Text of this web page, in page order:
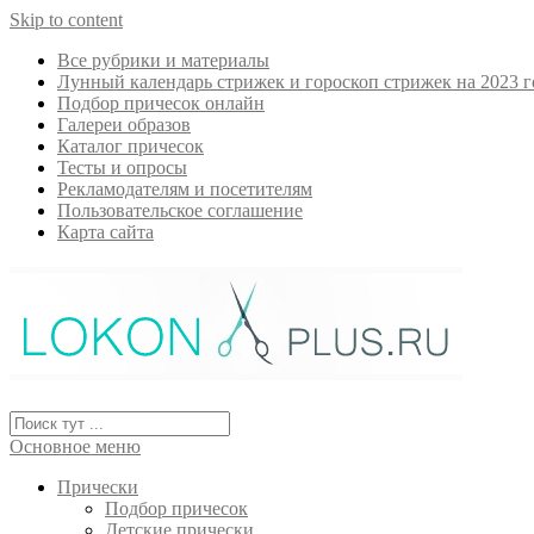
Skip to content
Все рубрики и материалы
Лунный календарь стрижек и гороскоп стрижек на 2023
Подбор причесок онлайн
Галереи образов
Каталог причесок
Тесты и опросы
Рекламодателям и посетителям
Пользовательское соглашение
Карта сайта
Основное меню
Прически
Подбор причесок
Детские прически